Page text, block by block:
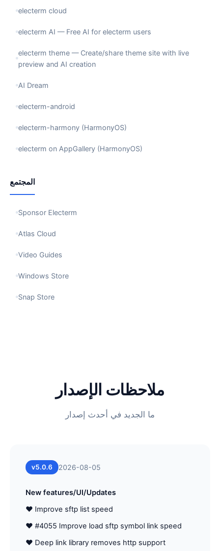
electerm cloud
electerm AI — Free AI for electerm users
electerm theme — Create/share theme site with live
preview and AI creation
AI Dream
electerm-android
electerm-harmony (HarmonyOS)
electerm on AppGallery (HarmonyOS)
المجتمع
Sponsor Electerm
Atlas Cloud
Video Guides
Windows Store
Snap Store
ملاحظات الإصدار
ما الجديد في أحدث إصدار
v5.0.6 2026-08-05
New features/UI/Updates
♥ Improve sftp list speed
♥ #4055 Improve load sftp symbol link speed
♥ Deep link library removes http support